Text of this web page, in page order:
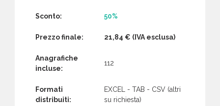
Sconto: 50%
Prezzo finale: 21,84 € (IVA esclusa)
Anagrafiche
incluse:
112
Formati
distribuiti:
EXCEL - TAB - CSV (altri
su richiesta)